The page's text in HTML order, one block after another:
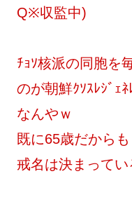
Q※収監中)
ﾁｮｿ核派の同胞を
のが朝鮮ｸｿｽﾚｼﾞｪ
なんやｗ
既に65歳だから
戒名は決まってい